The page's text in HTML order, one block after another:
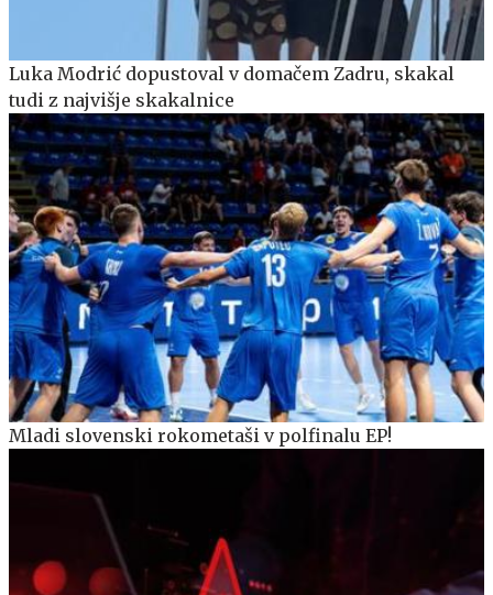
Luka Modrić dopustoval v domačem Zadru, skakal
tudi z najvišje skakalnice
Mladi slovenski rokometaši v polfinalu EP!